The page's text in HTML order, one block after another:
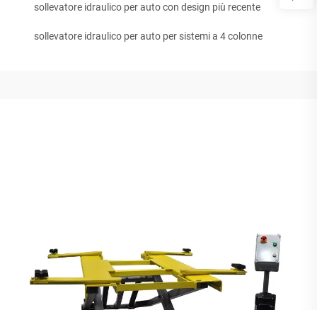
sollevatore idraulico per auto con design più recente
sollevatore idraulico per auto per sistemi a 4 colonne